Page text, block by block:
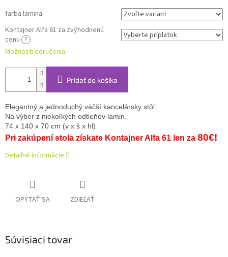
farba lamina
Kontajner Alfa 61 za zvýhodnenú
cenu ?
Možnosti doručenia
Pridať do košíka
Elegantný a jednoduchý väčší kancelársky stôl.
Na výber z niekoľkých odtieňov lamin.
74 x 140 x 70 cm (v x š x hl)
Pri zakúpení stola získate Kontajner Alfa 61 len za 80€!
Detailné informácie
OPÝTAŤ SA ZDIEĽAŤ
Súvisiaci tovar